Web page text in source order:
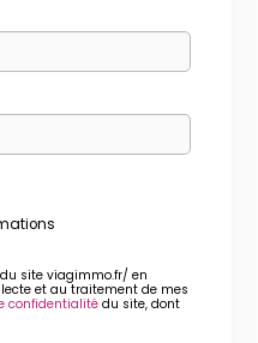
site viagimmo.fr/ en
et au traitement de mes
confidentialitédu site, dont